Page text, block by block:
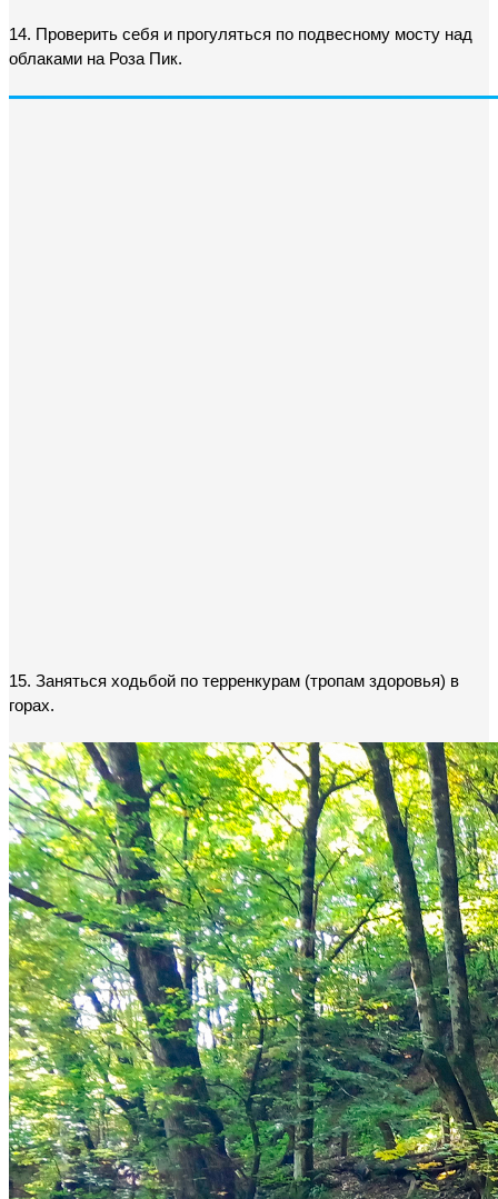
14. Проверить себя и прогуляться по подвесному мосту над
облаками на Роза Пик.
15. Заняться ходьбой по терренкурам (тропам здоровья) в
горах.